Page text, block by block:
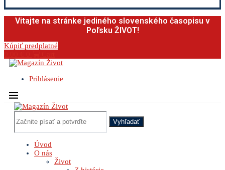
Vitajte na stránke jediného slovenského časopisu v
Poľsku ŽIVOT!
Kúpiť predplatné
Prihlásenie
Vyhľadať
Úvod
O nás
Život